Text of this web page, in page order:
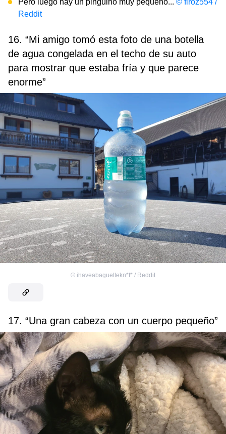
Reddit
16. “Mi amigo tomó esta foto de una botella
de agua congelada en el techo de su auto
para mostrar que estaba fría y que parece
enorme”
© ihaveabaguettekn*f* / Reddit
17. “Una gran cabeza con un cuerpo pequeño”